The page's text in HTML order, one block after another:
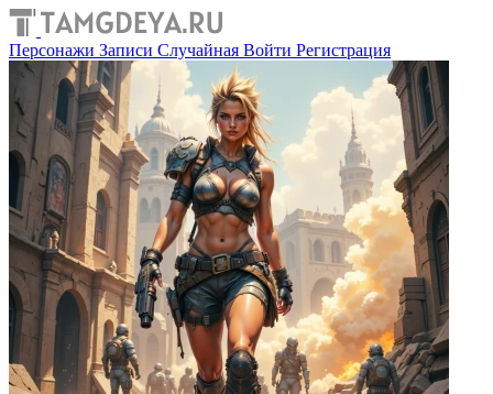
Персонажи Записи Случайная Войти Регистрация